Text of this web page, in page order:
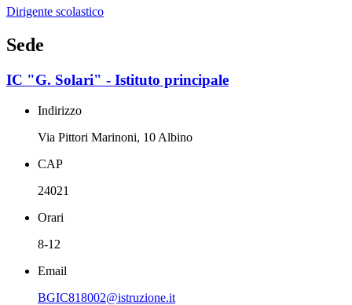
Dirigente scolastico
Sede
IC "G. Solari" - Istituto principale
Indirizzo
Via Pittori Marinoni, 10 Albino
CAP
24021
Orari
8-12
Email
BGIC818002@istruzione.it